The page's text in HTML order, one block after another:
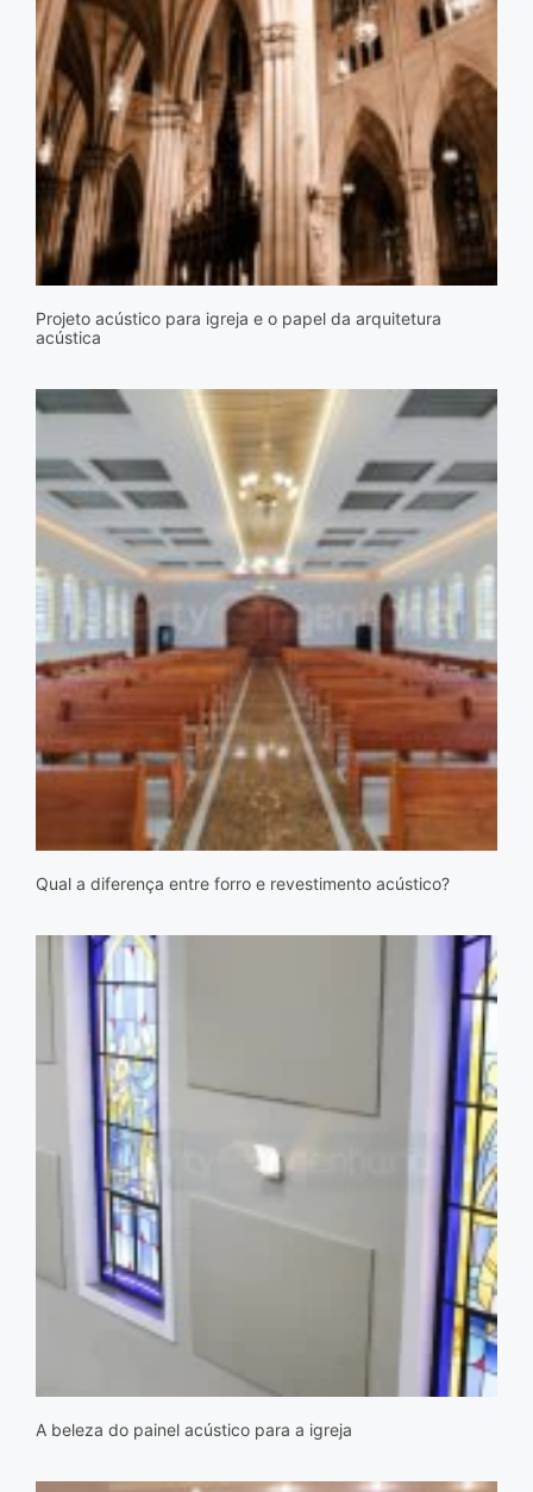
Projeto acústico para igreja e o papel da arquitetura
acústica
Qual a diferença entre forro e revestimento acústico?
A beleza do painel acústico para a igreja